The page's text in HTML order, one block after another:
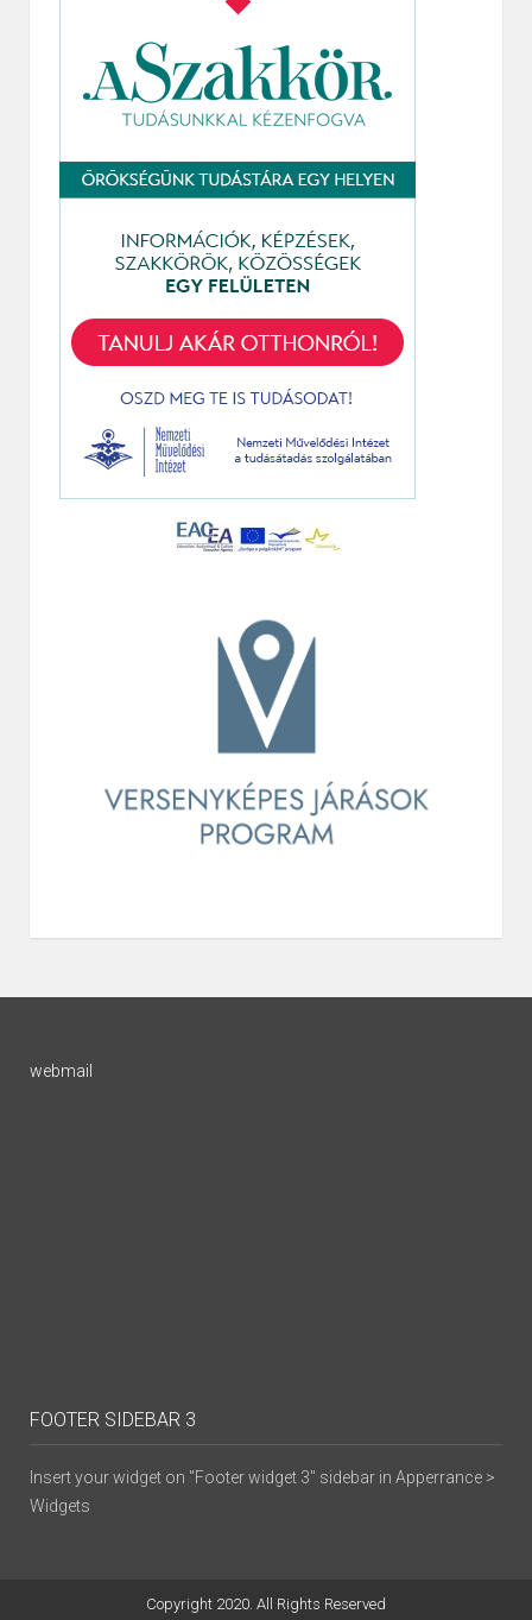
webmail
FOOTER SIDEBAR 3
Insert your widget on "Footer widget 3" sidebar in Apperrance >
Widgets
Copyright 2020. All Rights Reserved